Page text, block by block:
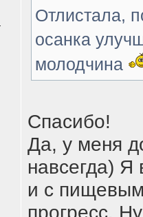
Отлистала,
осанка
молодчина
Спасибо!
Да, у меня
навсегда) Я
и с
прогресс.